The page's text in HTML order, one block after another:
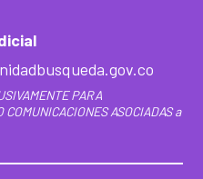
PARA
ASOCIADAS a